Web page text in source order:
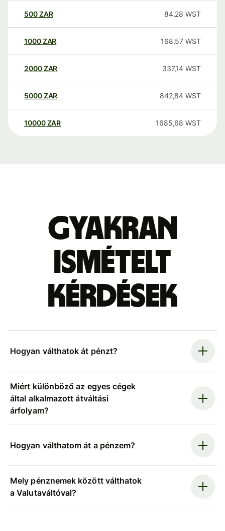
500ZAR 84,28 WST
1000ZAR 168,57 WST
2000ZAR 337,14 WST
5000ZAR 842,84 WST
10000 ZAR 1685,68 WST
Gyakran
ismételt
kérdések
Hogyan válthatok át pénzt?
Miért különböző az egyes cégek
által alkalmazott átváltási
árfolyam?
Hogyan válthatom át a pénzem?
Mely pénznemek között válthatok
a Valutaváltóval?